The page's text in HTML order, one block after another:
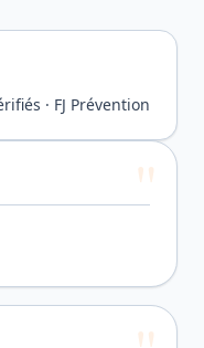
· FJ Prévention